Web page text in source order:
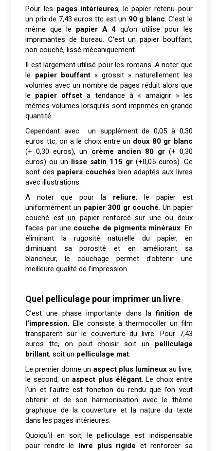
Pour les pages intérieures, le papier retenu pour
un prix de 7,43 euros ttc est un 90 g blanc. C’est le
même que le papier A 4 qu’on utilise pour les
imprimantes de bureau. C’est un papier bouffant,
non couché, lissé mécaniquement.
Il est largement utilisé pour les romans. A noter que
le papier bouffant« grossit » naturellement les
volumes avec un nombre de pages réduit alors que
le papier offset a tendance à « amaigrir » les
mêmes volumes lorsqu’ils sont imprimés en grande
quantité.
Cependant avec un supplément de 0,05 à 0,30
euros ttc, on a le choix entre un doux 80 gr blanc
(+ 0,30 euros), un crème ancien 80 gr(+ 0,30
euros) ou un lisse satin 115 gr(+0,05 euros). Ce
sont des papiers couchés bien adaptés aux livres
avec illustrations.
A noter que pour la reliure, le papier est
uniformément un papier 300 gr couché. Un papier
couché est un papier renforcé sur une ou deux
faces par une couche de pigments minéraux. En
éliminant la rugosité naturelle du papier, en
diminuant sa porosité et en améliorant sa
blancheur, le couchage permet d’obtenir une
meilleure qualité de l’impression.
Quel pelliculage pour imprimer un livre
C’est une phase importante dans lafinition de
l’impression. Elle consiste à thermocoller un film
transparent sur le couverture du livre. Pour 7,43
euros ttc, on peut choisir soit un pelliculage
brillant, soit un pelliculage mat.
Le premier donne un aspect plus lumineuxau livre,
le second, un aspect plus élégant. Le choix entre
l’un et l’autre est fonction du rendu que l’on veut
obtenir et de son harmonisation avec le thème
graphique de la couverture et la nature du texte
dans les pages intérieures.
Quoiqu’il en soit, le pelliculage est indispensable
pour rendre le livre plus rigide et renforcer sa